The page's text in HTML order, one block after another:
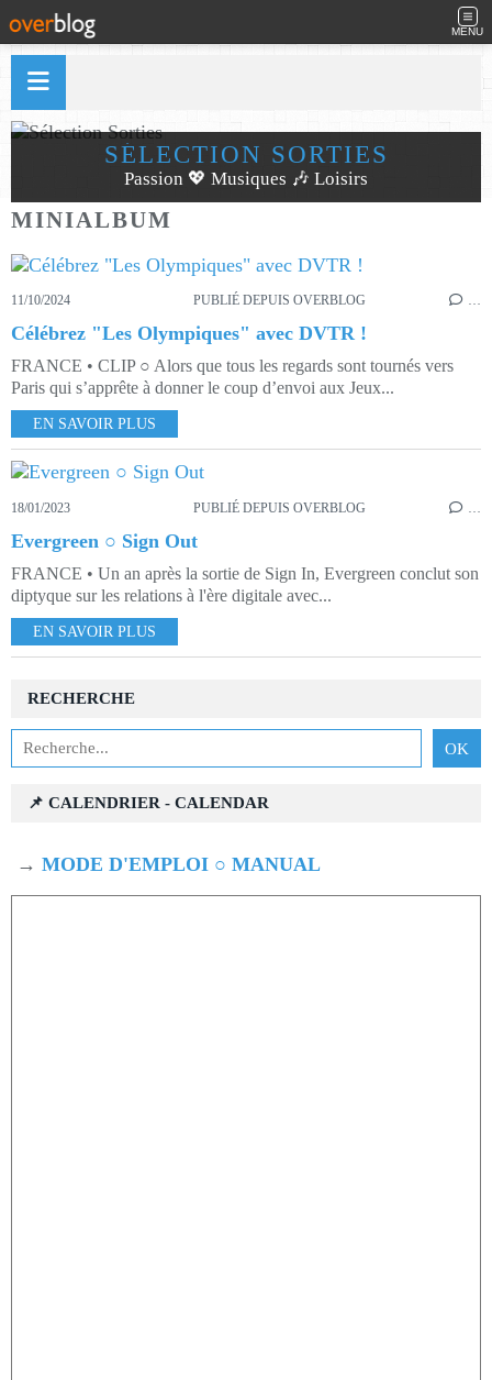
MENU
SÉLECTION SORTIES
Passion 💖 Musiques 🎶 Loisirs
MINIALBUM
11/10/2024 PUBLIÉ DEPUIS OVERBLOG …
Célébrez "Les Olympiques" avec DVTR !
FRANCE • CLIP ○ Alors que tous les regards sont tournés vers
Paris qui s’apprête à donner le coup d’envoi aux Jeux...
EN SAVOIR PLUS
18/01/2023 PUBLIÉ DEPUIS OVERBLOG
Evergreen ○ Sign Out
FRANCE • Un an après la sortie de Sign In, Evergreen conclut son
diptyque sur les relations à l'ère digitale avec...
EN SAVOIR PLUS
RECHERCHE
📌 CALENDRIER - CALENDAR
→ MODE D'EMPLOI ○ MANUAL